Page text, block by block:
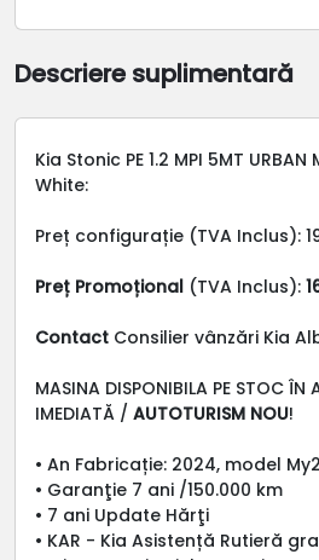
Descriere suplimentară
Kia Stonic PE 1.2 MPI 5MT
White:
Preț configurație (TVA Inclus):
Preț Promoțional (TVA Inclus):
Contact Consilier vânzări Kia
MASINA DISPONIBILA PE STOC ÎN
IMEDIATĂ / AUTOTURISM NOU!
• An Fabricație: 2024, model
• Garanţie 7 ani /150.000 km
• 7 ani Update Hărţi
• KAR - Kia Asistență Rutieră